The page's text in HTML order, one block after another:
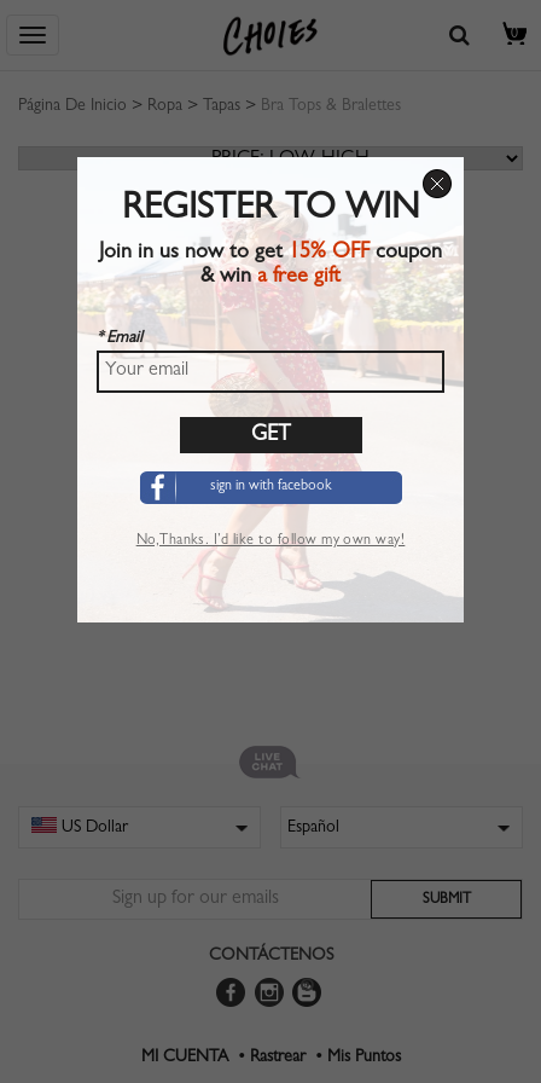
0
Página De Inicio > Ropa > Tapas > Bra Tops & Bralettes
CONTÁCTENOS
MI CUENTA • Rastrear • Mis Puntos
REGISTER TO WIN
Join in us now to get15% OFFcoupon
& wina free gift
* Email
sign in with facebook
No,Thanks. I’d like to follow my own way!